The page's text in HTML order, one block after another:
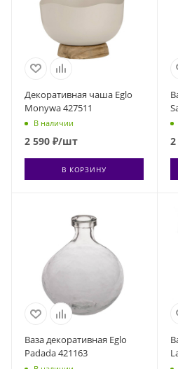
Декоративная чаша Eglo
Monywa 427511
В наличии
2 590 ₽/шт
В КОРЗИНУ
2
Ваза декоративная Eglo
Padada 421163